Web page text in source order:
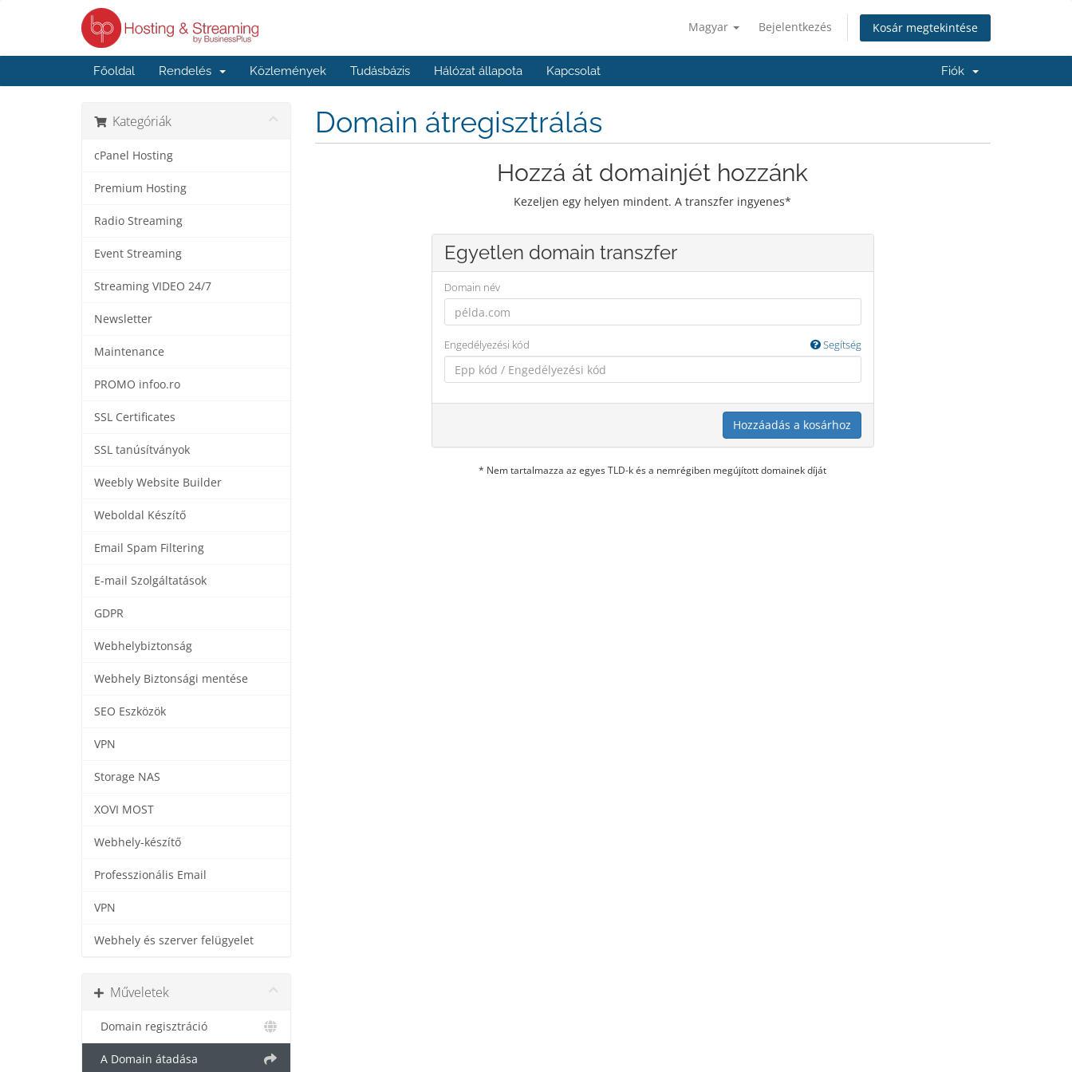
Magyar Bejelentkezés Kosár megtekintése
Főoldal Rendelés Közlemények Tudásbázis Hálózat állapota Kapcsolat Fiók
Kategóriák
cPanel Hosting
Premium Hosting
Radio Streaming
Event Streaming
Streaming VIDEO 24/7
Newsletter
Maintenance
PROMO infoo.ro
SSL Certificates
SSL tanúsítványok
Weebly Website Builder
Weboldal Készítő
Email Spam Filtering
E-mail Szolgáltatások
GDPR
Webhelybiztonság
Webhely Biztonsági mentése
SEO Eszközök
VPN
Storage NAS
XOVI MOST
Webhely-készítő
Professzionális Email
VPN
Webhely és szerver felügyelet
Műveletek
Domain regisztráció
A Domain átadása
Domain átregisztrálás
Hozzá át domainjét hozzánk
Kezeljen egy helyen mindent. A transzfer ingyenes*
Egyetlen domain transzfer
Domain név
Engedélyezési kód Segítség
Hozzáadás a kosárhoz
* Nem tartalmazza az egyes TLD-k és a nemrégiben megújított domainek díját